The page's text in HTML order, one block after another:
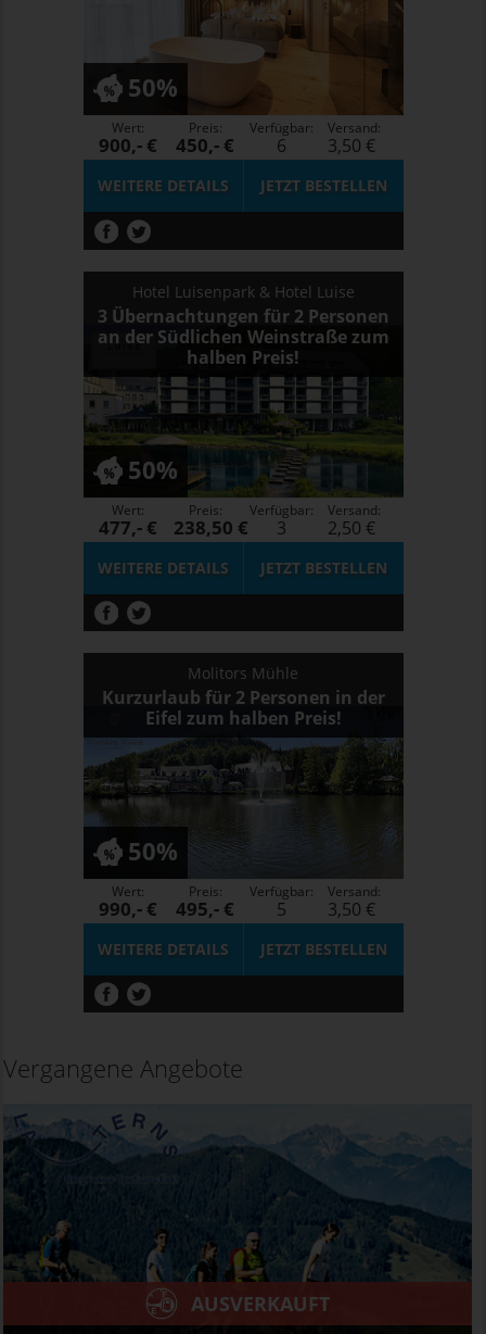
50%
WEITERE DETAILS JETZTBESTELLEN
Wert:
900,- €
Preis:
450,- €
Verfügbar:
6
Versand:
3,50 €
Hotel Luisenpark & Hotel Luise
3 Übernachtungen für 2 Personen
an der Südlichen Weinstraße zum
halben Preis!
50%
WEITERE DETAILS JETZTBESTELLEN
Wert:
477,- €
Preis:
238,50 €
Verfügbar:
3
Versand:
2,50 €
Molitors Mühle
Kurzurlaub für 2 Personen in der
Eifel zum halben Preis!
50%
WEITERE DETAILS JETZTBESTELLEN
Wert:
990,- €
Preis:
495,- €
Verfügbar:
5
Versand:
3,50 €
Vergangene Angebote
AUSVERKAUFT